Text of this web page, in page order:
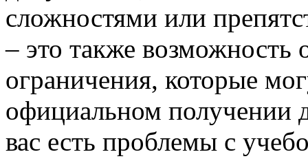
сложностями или
– это также возможность
ограничения, которые
официальном получении
вас есть проблемы с